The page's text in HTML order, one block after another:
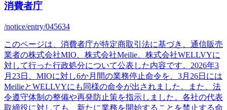
消費者庁
/notice/entry/045634
このページは、消費者庁が特定商取引法に基づき、通信販売
業者の株式会社MIO、株式会社Meilie、株式会社WELLVYに
対して行った行政処分について公表した内容です。2026年3
月23日、MIOに対し6か月間の業務停止命令を、3月26日には
MeilieとWELLVYにも同様の命令が出されました。また、法
令遵守体制の整備や再発防止策を指示しました。各社の代表
取締役に対しても、新たに業務を開始することを禁止する命